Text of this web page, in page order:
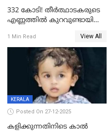
332 കോടി! തീർത്ഥാടകരുടെ
എണ്ണത്തിൽ കുറവുണ്ടായിട്ടും
കുതിച്ചുയരുന്നു
1 Min Read View All
KERALA
Posted On 27-12-2025
കളിക്കുന്നതിനിടെ കാൽ